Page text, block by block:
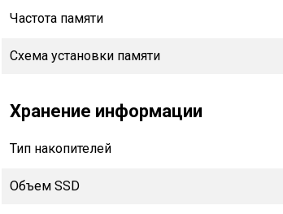
Частота памяти
Схема установки памяти
Хранение информации
Тип накопителей
Объем SSD